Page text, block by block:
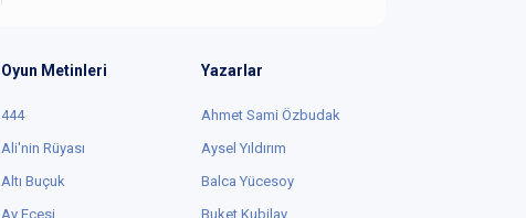
Oyun Metinleri
444
Ali'nin Rüyası
Altı Buçuk
Ay Ecesi
Yazarlar
Ahmet Sami Özbudak
Aysel Yıldırım
Balca Yücesoy
Buket Kubilay